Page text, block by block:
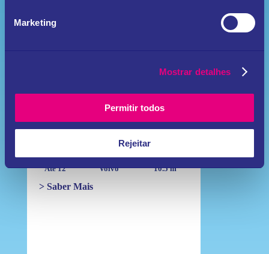
Marketing
Mostrar detalhes
Permitir todos
Rejeitar
Desde 490 €
Até 12 Volvo 10.5 m
> Saber Mais